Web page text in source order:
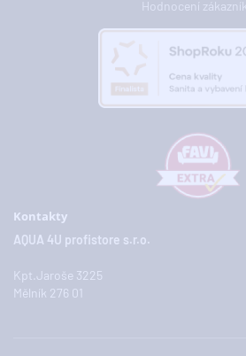
Hodnocení
Kontakty
AQUA 4U profistore s.r.o.
Kpt.Jaroše 3225
Mělník 276 01